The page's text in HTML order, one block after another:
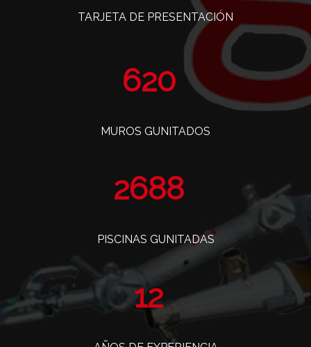
TARJETA DE PRESENTACIÓN
739
MUROS GUNITADOS
3204
PISCINAS GUNITADAS
14